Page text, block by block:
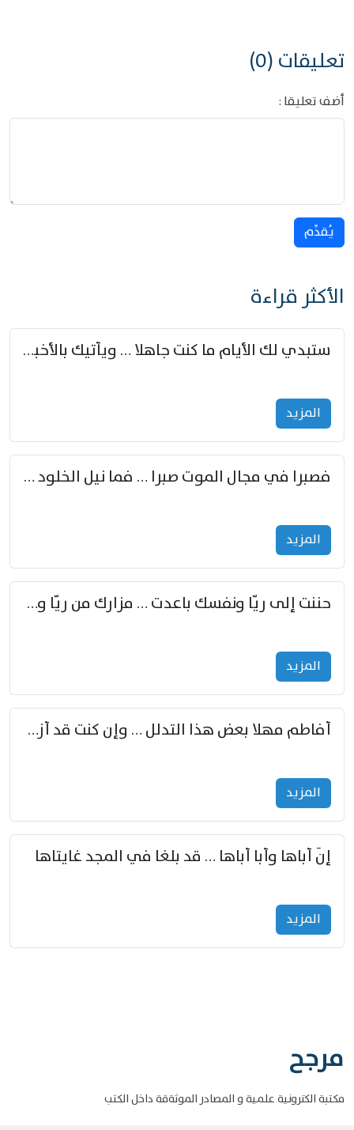
تعليقات (0)
أضف تعليقا :
يُقدِّم
الأكثر قراءة
ستبدي لك الأيام ما كنت جاهلا … ويأتيك بالأخبار من لم تزوّد
المزید
فصبرا في مجال الموت صبرا … فما نيل الخلود بمستطاع
المزید
حننت إلى ريّا ونفسك باعدت … مزارك من ريّا وشعباكما معا
المزید
أفاطم مهلا بعض هذا التدلل … وإن كنت قد أزمعت صرمي فأجملي
المزید
إنّ أباها وأبا أباها … قد بلغا في المجد غايتاها
المزید
مرجح
مكتبة الكترونية علمية و المصادر الموثةقة داخل الكتب